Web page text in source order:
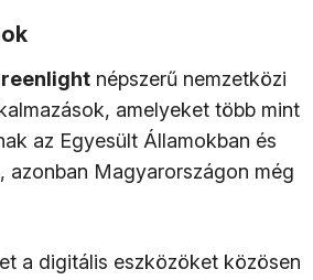
népszerű nemzetközi
amelyeket több mint
az Egyesült Államokban és
azonban Magyarországon még
a digitális eszközöket közösen